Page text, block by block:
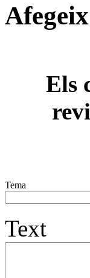
Els
Tema
Text